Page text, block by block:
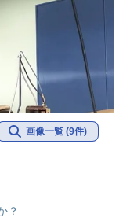
画像一覧 (9件)
？